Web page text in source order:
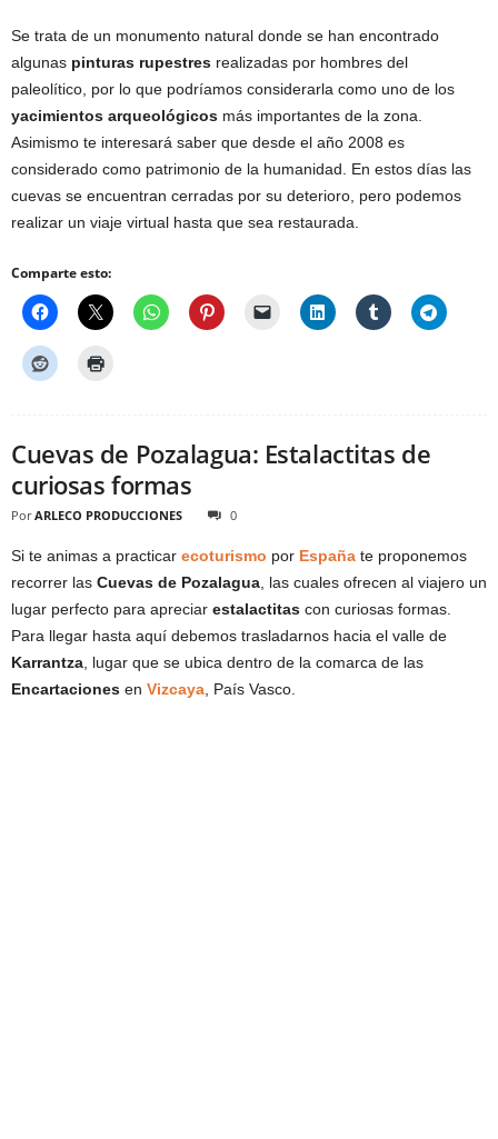
Se trata de un monumento natural donde se han encontrado
algunas pinturas rupestres realizadas por hombres del
paleolítico, por lo que podríamos considerarla como uno de los
yacimientos arqueológicos más importantes de la zona.
Asimismo te interesará saber que desde el año 2008 es
considerado como patrimonio de la humanidad. En estos días las
cuevas se encuentran cerradas por su deterioro, pero podemos
realizar un viaje virtual hasta que sea restaurada.
Comparte esto:
Cuevas de Pozalagua: Estalactitas de
curiosas formas
Por ARLECO PRODUCCIONES 0
Si te animas a practicar ecoturismo por España te proponemos
recorrer las Cuevas de Pozalagua , las cuales ofrecen al viajero un
lugar perfecto para apreciar estalactitas con curiosas formas.
Para llegar hasta aquí debemos trasladarnos hacia el valle de
Karrantza , lugar que se ubica dentro de la comarca de las
Encartaciones en Vizcaya , País Vasco.